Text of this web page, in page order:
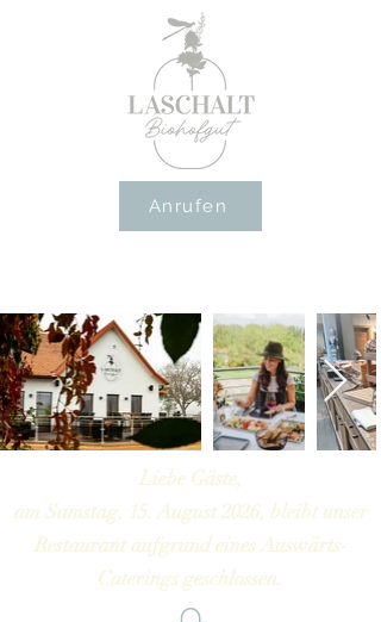
Anrufen
Liebe Gäste,
am Samstag, 15. August 2026, bleibt unser
Restaurant aufgrund eines Auswärts-
Caterings geschlossen.